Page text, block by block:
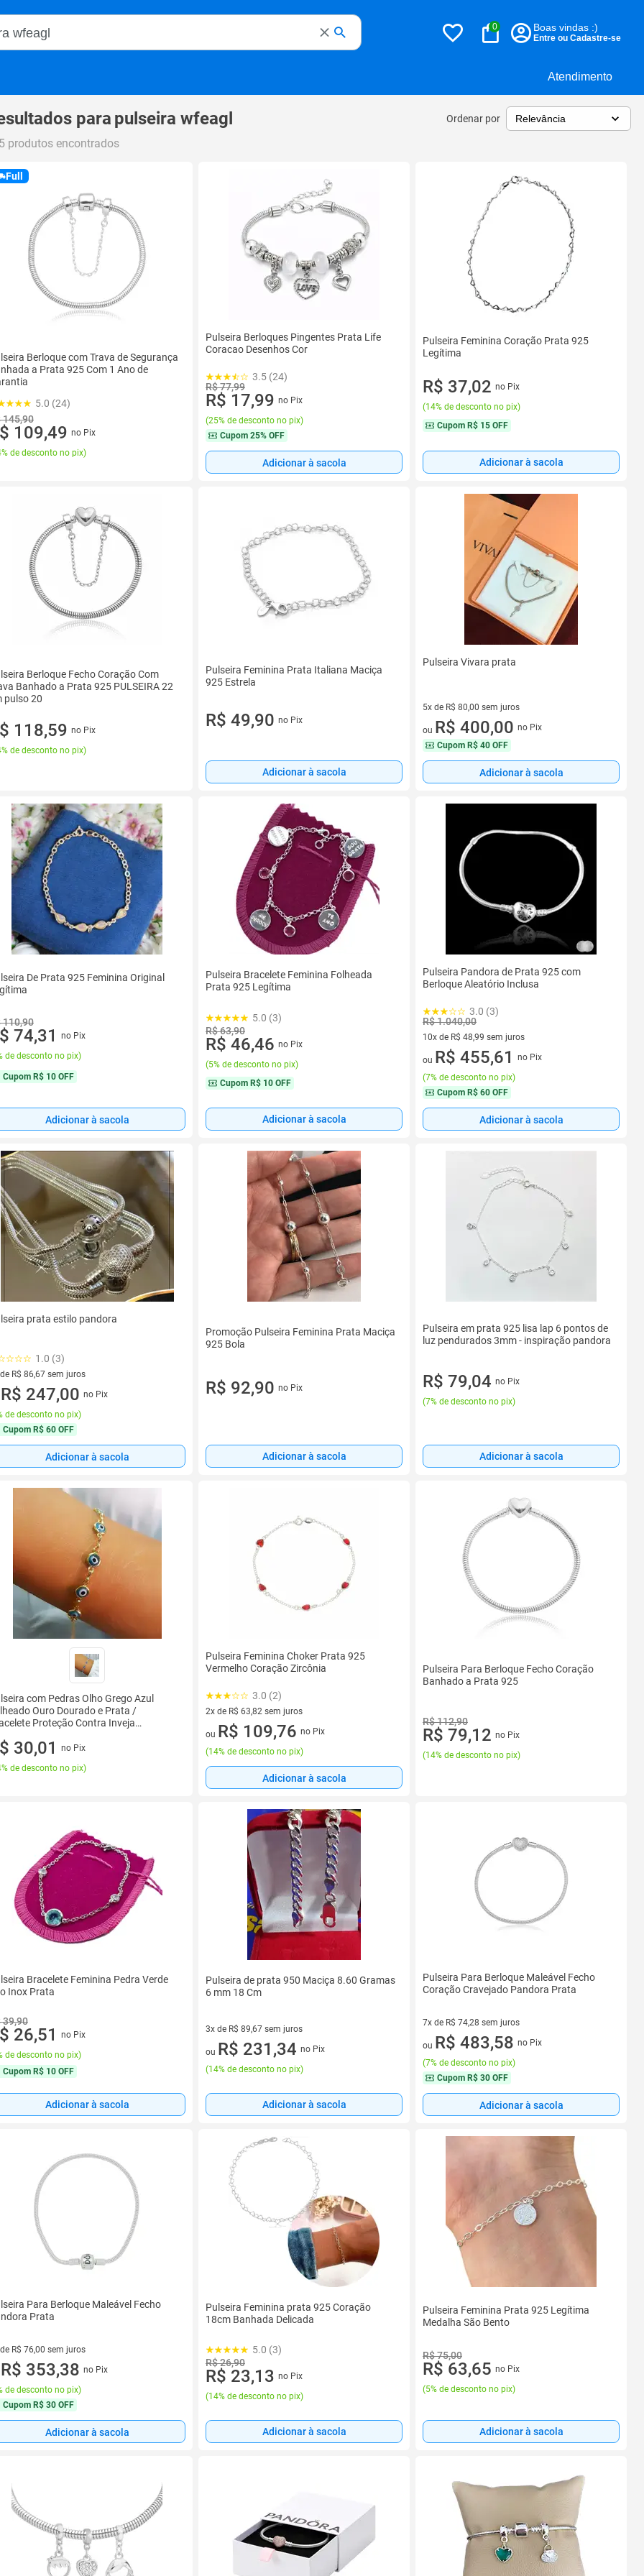
Atendimento
Magalu
0 Boas vindas :)
Entre ou Cadastre-se
para pulseira wfeagl Ordenar por
produtos encontrados
Full
Berloque com Trava de Segurança
a Prata 925 Com 1 Ano de
5.0 (24)
145,90
109,49 no Pix
de desconto no pix)
Pulseira Berloques Pingentes Prata Life
Coracao Desenhos Cor
3.5 (24)
R$ 77,99
R$ 17,99 no Pix
(25% de desconto no pix)
Cupom 25% OFF
Adicionar à sacola
Pulseira Feminina Coração Prata 925
Legítima
R$ 37,02 no Pix
(14% de desconto no pix)
Cupom R$ 15 OFF
Adicionar à sacola
Berloque Fecho Coração Com
Banhado a Prata 925 PULSEIRA 22
pulso 20
118,59 no Pix
de desconto no pix)
Pulseira Feminina Prata Italiana Maciça
925 Estrela
R$ 49,90 no Pix
Adicionar à sacola
Pulseira Vivara prata
5x de R$ 80,00 sem juros
5 vez de R$ 80,00 sem juros
ou R$ 400,00 no Pix
Cupom R$ 40 OFF
Adicionar à sacola
De Prata 925 Feminina Original
110,90
74,31
no Pix
de desconto no pix)
Cupom R$ 10 OFF
Adicionar à sacola
Pulseira Bracelete Feminina Folheada
Prata 925 Legítima
5.0 (3)
R$ 63,90
R$ 46,46 no Pix
(5% de desconto no pix)
Cupom R$ 10 OFF
Adicionar à sacola
Pulseira Pandora de Prata 925 com
Berloque Aleatório Inclusa
3.0 (3)
R$ 1.040,00
10x de R$ 48,99 sem juros
10 vez de R$ 48,99 sem juros
ou R$ 455,61
no Pix
(7% de desconto no pix)
Cupom R$ 60 OFF
Adicionar à sacola
prata estilo pandora
1.0 (3)
R$ 86,67 sem juros
de R$ 86,67 sem juros
R$ 247,00 no Pix
de desconto no pix)
Cupom R$ 60 OFF
Adicionar à sacola
Promoção Pulseira Feminina Prata Maciça
925 Bola
R$ 92,90 no Pix
Adicionar à sacola
Pulseira em prata 925 lisa lap 6 pontos de
luz pendurados 3mm - inspiração pandora
R$ 79,04 no Pix
(7% de desconto no pix)
Adicionar à sacola
com Pedras Olho Grego Azul
Ouro Dourado e Prata /
Proteção Contra Inveja
30,01
no Pix
de desconto no pix)
Pulseira Feminina Choker Prata 925
Vermelho Coração Zircônia
3.0 (2)
2x de R$ 63,82 sem juros
2 vez de R$ 63,82 sem juros
ou R$ 109,76 no Pix
(14% de desconto no pix)
Adicionar à sacola
Pulseira Para Berloque Fecho Coração
Banhado a Prata 925
R$ 112,90
R$ 79,12 no Pix
(14% de desconto no pix)
Bracelete Feminina Pedra Verde
Inox Prata
39,90
26,51
no Pix
de desconto no pix)
Cupom R$ 10 OFF
Adicionar à sacola
Pulseira de prata 950 Maciça 8.60 Gramas
6 mm 18 Cm
3x de R$ 89,67 sem juros
3 vez de R$ 89,67 sem juros
ou R$ 231,34 no Pix
(14% de desconto no pix)
Adicionar à sacola
Pulseira Para Berloque Maleável Fecho
Coração Cravejado Pandora Prata
7x de R$ 74,28 sem juros
7 vez de R$ 74,28 sem juros
ou R$ 483,58 no Pix
(7% de desconto no pix)
Cupom R$ 30 OFF
Adicionar à sacola
Para Berloque Maleável Fecho
Prata
R$ 76,00 sem juros
de R$ 76,00 sem juros
R$ 353,38 no Pix
de desconto no pix)
Cupom R$ 30 OFF
Adicionar à sacola
Pulseira Feminina prata 925 Coração
18cm Banhada Delicada
5.0 (3)
R$ 26,90
R$ 23,13 no Pix
(14% de desconto no pix)
Adicionar à sacola
Pulseira Feminina Prata 925 Legítima
Medalha São Bento
R$ 75,00
R$ 63,65 no Pix
(5% de desconto no pix)
Adicionar à sacola